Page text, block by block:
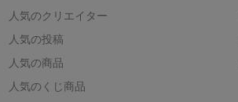
人気のクリエイター
人気の投稿
人気の商品
人気のくじ商品